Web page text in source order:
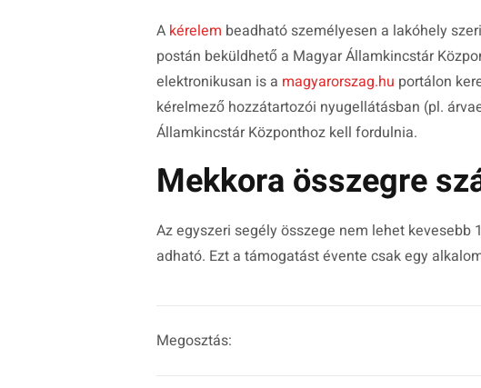
A kérelem beadható személyesen a lakóhely
postán beküldhető a Magyar Államkincstár
elektronikusan is a magyarorszag.hu portálon
kérelmező hozzátartozói nyugellátásban (pl.
Államkincstár Központhoz kell fordulnia.
Mekkora összegre
Az egyszeri segély összege nem lehet
adható. Ezt a támogatást évente csak egy
Megosztás: